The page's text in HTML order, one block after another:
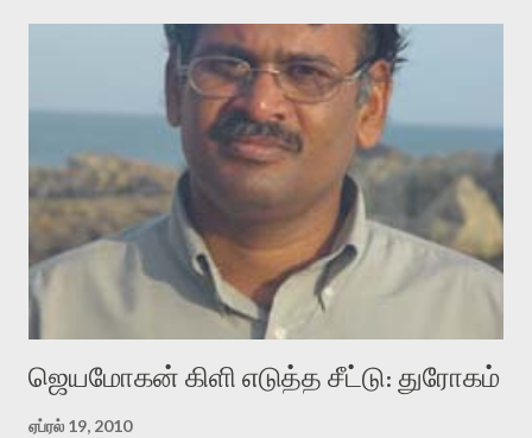
அதிகமாக்கும். கொல்லாது. ஒரு கனவை மீட்டெடுப்பதன் நோக்கம்
என்னவாக இருக்கும்? கவிதையின் அரூப இயக்கத்தை பொதுவயமாக
வடிக்க முயல்வதும் அதற்கே. கோயில் கருவறையின்
மென்வெளிச்சத்தில் நுண்பேசியின் படக்கருவியை இயக்கி சாத்தி
வைத்து விட்டு இயக்கத்தை அறிவோம். அறிதல் அபச்சாரமில்லை.
பயணப் படிமம் என்பது காக்னிடிவ் பொயடிக்ஸ் எனும் சமகால
விமர்சனத்தின் ஒரு முக்கிய கருவி. இக்கருவியை மனுஷ்யபுத்திரனின்
“காலை வணக்கங்கள்” எனும் ஒரு கவிதையில் சொருகப் போகிறோம்.
முதலில் கருவியை பழகுவோம். அன்றாட மொழியில் ஒன்று ம...
ஜெயமோகன் கிளி எடுத்த சீட்டு: துரோகம்
ஏப்ரல் 19, 2010